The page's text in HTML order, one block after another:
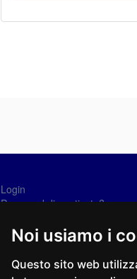
Noi usiamo i
Questo sito web
Login
Password dimenticata?